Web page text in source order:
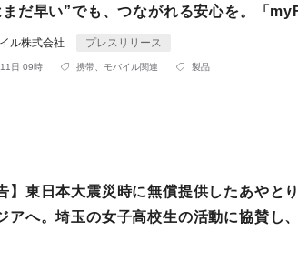
まだ早い”でも、つながれる安心を。「
ル株式会社 プレスリリース
日 09時 携帯、モバイル関連 製品
】東日本大震災時に無償提供したあやと
アへ。埼玉の女子高校生の活動に協賛し